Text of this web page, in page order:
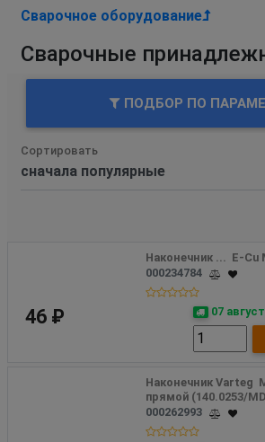
Сварочное оборудование
Сварочные
ПОДБОР ПО
Сортировать
Наконечник ...  E-Cu
000234784
46 ₽ 07
Наконечник Varteg
прямой (140.0253/
000262993